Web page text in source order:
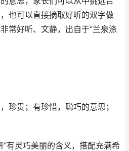
也可以直接摘取好听的双字做
常好听、文静，出自于“兰泉涤
珍贵；有珍惜，聪巧的意思；
有灵巧美丽的含义，搭配充满希